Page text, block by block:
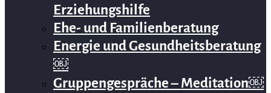
Erziehungshilfe
Ehe- und Familienberatung
Energie und Gesundheitsberatung
￼
Gruppengespräche – Meditation￼